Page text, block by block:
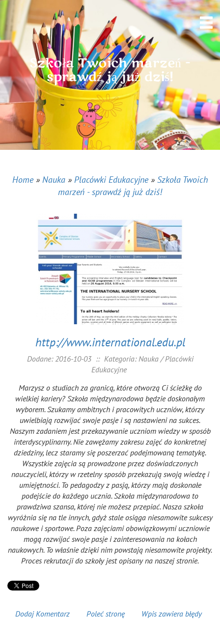
Szkoła Twoich marzeń -
sprawdź ją już dziś!
Home» Nauka» Placówki Edukacyjne» Szkoła Twoich
marzeń - sprawdź ją już dziś!
http://www.international.edu.pl
Dodane: 2016-10-03 :: Kategoria: Nauka / Placówki
Edukacyjne
Marzysz o studiach za granicą, które otworzą Ci ścieżkę do
wielkiej kariery? Szkoła międzynarodowa będzie doskonałym
wyborem. Szukamy ambitnych i pracowitych uczniów, którzy
uwielbiają rozwijać swoje pasje i są nastawieni na sukces.
Naszym zadaniem jest przekazywanie uczniom wiedzy w sposób
interdyscyplinarny. Nie zawężamy zakresu zajęć do konkretnej
dziedziny, lecz staramy się poszerzać podejmowaną tematykę.
Wszystkie zajęcia są prowadzone przez doświadczonych
nauczycieli, którzy w rzetelny sposób przekazują swoją wiedzę i
umiejętności. To pedagodzy z pasją, którzy mają doskonałe
podejście do każdego ucznia. Szkoła międzynarodowa to
prawdziwa szansa, której nie możesz przepiać. Nasza szkoła
wyróżnia się na tle innych, gdyż stale osiąga niesamowite sukcesy
naukowe i sportowe. Poza zajęciami obowiązkowymi uczniowie
mogą rozwijać swoje pasje i zainteresowania na kołach
naukowych. To właśnie dzięki nim powstają niesamowite projekty.
Proces rekrutacji do szkoły jest opisany na naszej stronie.
Dodaj Komentarz Poleć stronę Wpis zawiera błędy